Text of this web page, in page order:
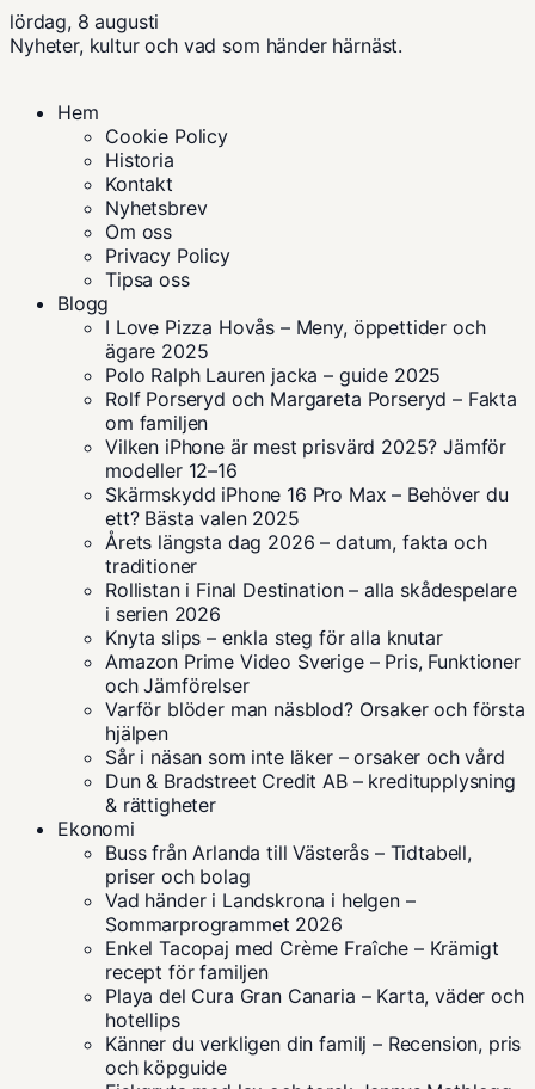
lördag, 8 augusti
Nyheter, kultur och vad som händer härnäst.
Hem
Cookie Policy
Historia
Kontakt
Nyhetsbrev
Om oss
Privacy Policy
Tipsa oss
Blogg
I Love Pizza Hovås – Meny, öppettider och
ägare 2025
Polo Ralph Lauren jacka – guide 2025
Rolf Porseryd och Margareta Porseryd – Fakta
om familjen
Vilken iPhone är mest prisvärd 2025? Jämför
modeller 12–16
Skärmskydd iPhone 16 Pro Max – Behöver du
ett? Bästa valen 2025
Årets längsta dag 2026 – datum, fakta och
traditioner
Rollistan i Final Destination – alla skådespelare
i serien 2026
Knyta slips – enkla steg för alla knutar
Amazon Prime Video Sverige – Pris, Funktioner
och Jämförelser
Varför blöder man näsblod? Orsaker och första
hjälpen
Sår i näsan som inte läker – orsaker och vård
Dun & Bradstreet Credit AB – kreditupplysning
& rättigheter
Ekonomi
Buss från Arlanda till Västerås – Tidtabell,
priser och bolag
Vad händer i Landskrona i helgen –
Sommarprogrammet 2026
Enkel Tacopaj med Crème Fraîche – Krämigt
recept för familjen
Playa del Cura Gran Canaria – Karta, väder och
hotellips
Känner du verkligen din familj – Recension, pris
och köpguide